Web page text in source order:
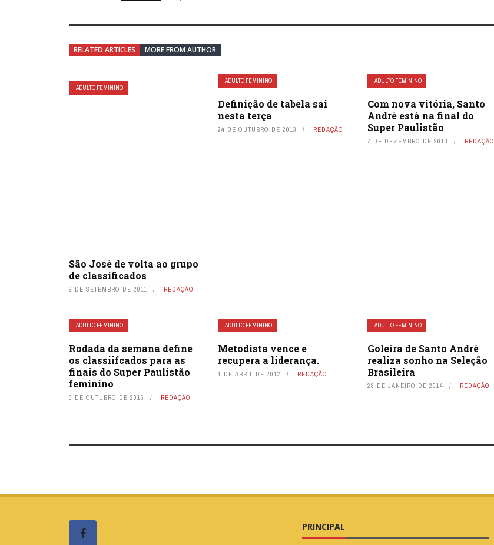
RELATED ARTICLES MORE FROM AUTHOR
ADULTO FEMININO
São José de volta ao grupo
de classificados
9 DE SETEMBRO DE 2011 REDAÇÃO
ADULTO FEMININO
Definição de tabela sai
nesta terça
24 DE OUTUBRO DE 2013 REDAÇÃO
ADULTO FEMININO
Com nova vitória, Santo
André está na final do
Super Paulistão
7 DE DEZEMBRO DE 2013 REDAÇÃO
ADULTO FEMININO
Rodada da semana define
os classiifcados para as
finais do Super Paulistão
feminino
5 DE OUTUBRO DE 2015 REDAÇÃO
ADULTO FEMININO
Metodista vence e
recupera a liderança.
1 DE ABRIL DE 2012 REDAÇÃO
ADULTO FEMININO
Goleira de Santo André
realiza sonho na Seleção
Brasileira
28 DE JANEIRO DE 2014 REDAÇÃO
PRINCIPAL